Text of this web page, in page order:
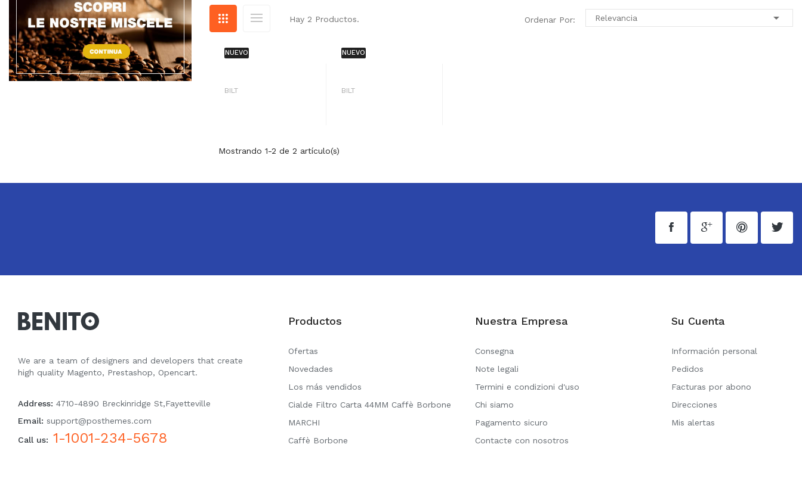
Hay 2 Productos. Ordenar Por: Relevancia 
NUEVO
BILT
NUEVO
BILT
Mostrando 1-2 de 2 artículo(s)
We are a team of designers and developers that create
high quality Magento, Prestashop, Opencart.
Address: 4710-4890 Breckinridge St,Fayetteville
Email: support@posthemes.com
Call us: 1-1001-234-5678
Productos
Ofertas
Novedades
Los más vendidos
Cialde Filtro Carta 44MM Caffè Borbone
MARCHI
Caffè Borbone
Nuestra Empresa
Consegna
Note legali
Termini e condizioni d'uso
Chi siamo
Pagamento sicuro
Contacte con nosotros
Su Cuenta
Información personal
Pedidos
Facturas por abono
Direcciones
Mis alertas